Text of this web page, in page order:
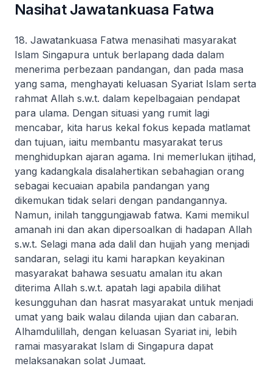
Nasihat Jawatankuasa Fatwa
18. Jawatankuasa Fatwa menasihati masyarakat
Islam Singapura untuk berlapang dada dalam
menerima perbezaan pandangan, dan pada masa
yang sama, menghayati keluasan Syariat Islam serta
rahmat Allah s.w.t. dalam kepelbagaian pendapat
para ulama. Dengan situasi yang rumit lagi
mencabar, kita harus kekal fokus kepada matlamat
dan tujuan, iaitu membantu masyarakat terus
menghidupkan ajaran agama. Ini memerlukan ijtihad,
yang kadangkala disalahertikan sebahagian orang
sebagai kecuaian apabila pandangan yang
dikemukan tidak selari dengan pandangannya.
Namun, inilah tanggungjawab fatwa. Kami memikul
amanah ini dan akan dipersoalkan di hadapan Allah
s.w.t. Selagi mana ada dalil dan hujjah yang menjadi
sandaran, selagi itu kami harapkan keyakinan
masyarakat bahawa sesuatu amalan itu akan
diterima Allah s.w.t. apatah lagi apabila dilihat
kesungguhan dan hasrat masyarakat untuk menjadi
umat yang baik walau dilanda ujian dan cabaran.
Alhamdulillah, dengan keluasan Syariat ini, lebih
ramai masyarakat Islam di Singapura dapat
melaksanakan solat Jumaat.